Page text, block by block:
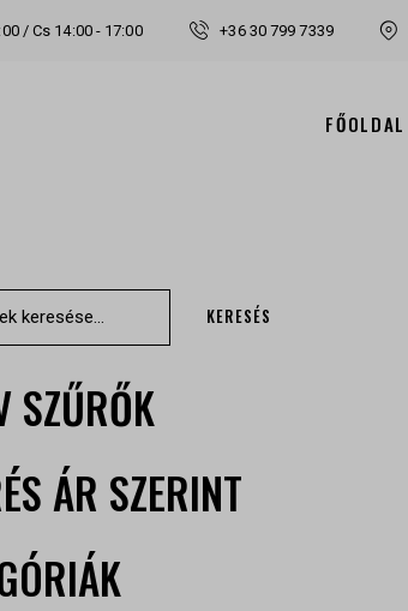
/ Cs 14:00 - 17:00 +36 30 799 7339
FŐOLDAL
KERESÉS
SZŰRŐK
ÁR SZERINT